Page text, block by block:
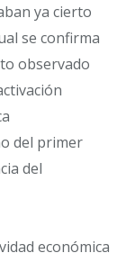
ya cierto
se confirma
observado
del primer
del
económica